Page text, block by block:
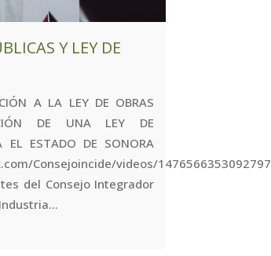
Y LEY DE
A LA LEY DE OBRAS
DE UNA LEY DE
EL ESTADO DE SONORA
Consejoincide/videos/1476566353092797
del Consejo Integrador